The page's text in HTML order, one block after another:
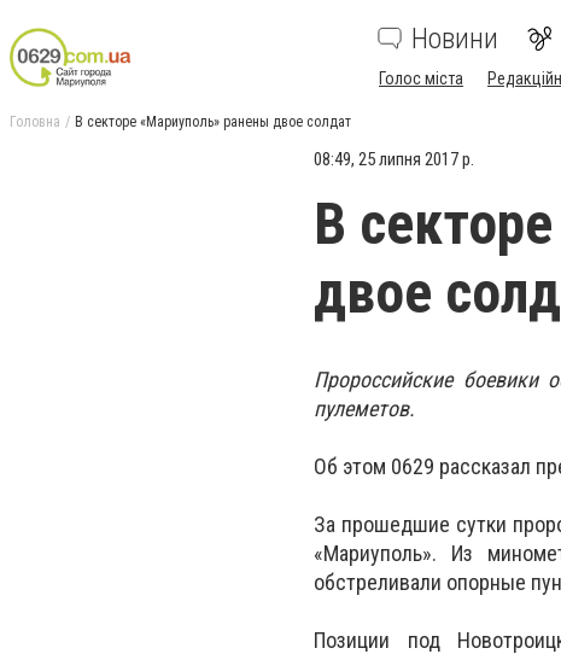
Новини
Голос міста
Головна В секторе «Мариуполь» ранены двое солдат
08:49, 25 липня 2017 р.
В
двое
Пророссийские боевики
пулеметов.
Об этом 0629 рассказал
За прошедшие сутки
«Мариуполь». Из
обстреливали опорные
Позиции под